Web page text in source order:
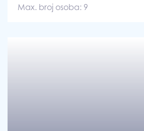
Max. broj osoba: 9